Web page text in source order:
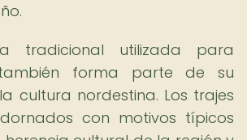
tradicional utilizada para
forma parte de su
cultura nordestina. Los trajes
con motivos típicos